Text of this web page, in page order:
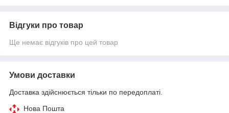
Відгуки про товар
Ще немає відгуків про цей товар
Умови доставки
Доставка здійснюється тільки по передоплаті.
Нова Пошта